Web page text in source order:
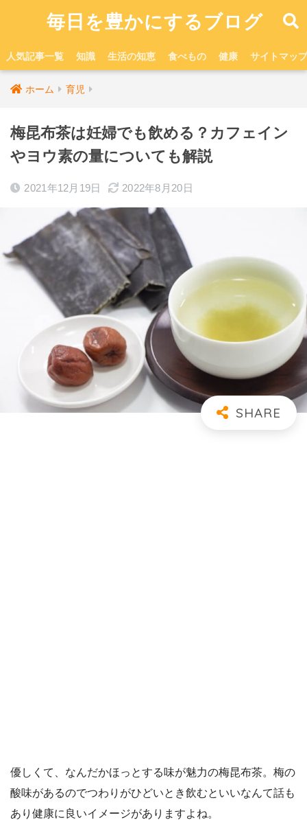
毎日を豊かにするブログ
人気記事一覧 知識 生活の知恵 食べもの 健康 サイトマップ
ホーム 育児
梅昆布茶は妊婦でも飲める？カフェイン
やヨウ素の量についても解説
2021年12月19日 2022年8月20日
優しくて、なんだかほっとする味が魅力の梅昆布茶。梅の
酸味があるのでつわりがひどいとき飲むといいなんて話も
あり健康に良いイメージがありますよね。